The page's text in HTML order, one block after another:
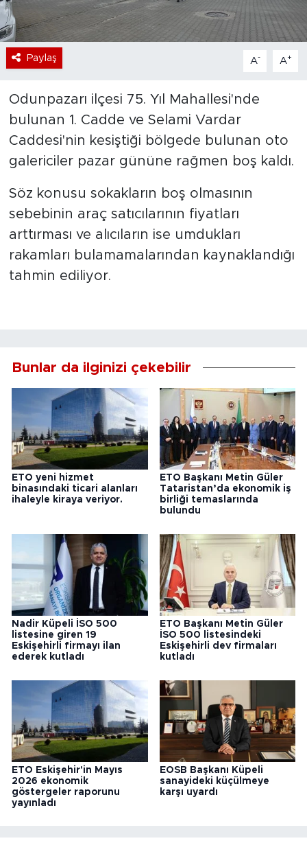
Paylaş A- A+
Odunpazarı ilçesi 75. Yıl Mahallesi'nde
bulunan 1. Cadde ve Selami Vardar
Caddesi'nin kesiştiği bölgede bulunan oto
galericiler pazar gününe rağmen boş kaldı.
Söz konusu sokakların boş olmasının
sebebinin araç satıcılarının fiyatları
arttırması ve alıcıların ise umdukları
rakamları bulamamalarından kaynaklandığı
tahmin ediliyor.
Bunlar da ilginizi çekebilir
ETO yeni hizmet
binasındaki ticari alanları
ihaleyle kiraya veriyor.
ETO Başkanı Metin Güler
Tataristan’da ekonomik iş
birliği temaslarında
bulundu
Nadir Küpeli İSO 500
listesine giren 19
Eskişehirli firmayı ilan
ederek kutladı
ETO Başkanı Metin Güler
İSO 500 listesindeki
Eskişehirli dev firmaları
kutladı
ETO Eskişehir'in Mayıs
2026 ekonomik
göstergeler raporunu
yayınladı
EOSB Başkanı Küpeli
sanayideki küçülmeye
karşı uyardı
Dünya
Sektör